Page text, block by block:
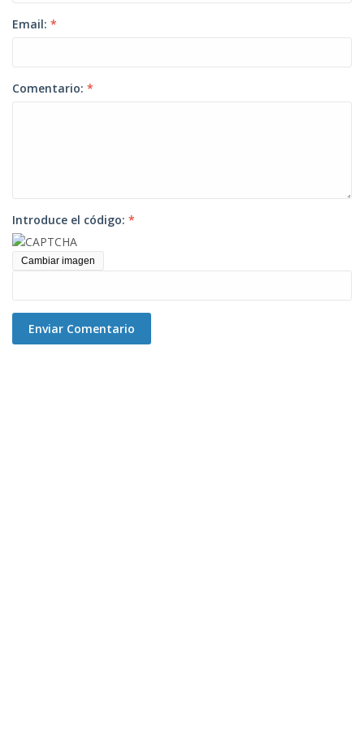
Email: *
Comentario: *
Introduce el código: *
Cambiar imagen
Enviar Comentario